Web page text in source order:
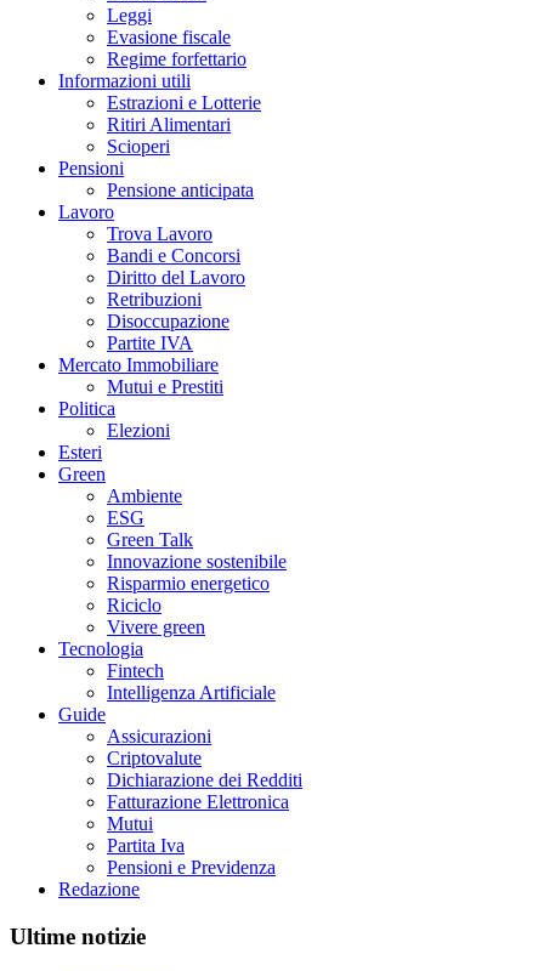
Leggi
Evasione fiscale
Regime forfettario
Informazioni utili
Estrazioni e Lotterie
Ritiri Alimentari
Scioperi
Pensioni
Pensione anticipata
Lavoro
Trova Lavoro
Bandi e Concorsi
Diritto del Lavoro
Retribuzioni
Disoccupazione
Partite IVA
Mercato Immobiliare
Mutui e Prestiti
Politica
Elezioni
Esteri
Green
Ambiente
ESG
Green Talk
Innovazione sostenibile
Risparmio energetico
Riciclo
Vivere green
Tecnologia
Fintech
Intelligenza Artificiale
Guide
Assicurazioni
Criptovalute
Dichiarazione dei Redditi
Fatturazione Elettronica
Mutui
Partita Iva
Pensioni e Previdenza
Redazione
Ultime notizie